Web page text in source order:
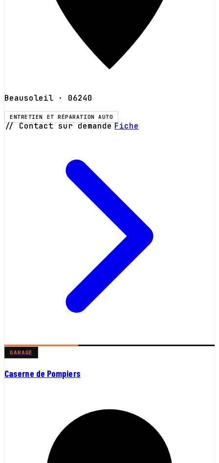
Beausoleil · 06240
ENTRETIEN ET RÉPARATION AUTO
// Contact sur demande Fiche
GARAGE
Caserne de Pompiers